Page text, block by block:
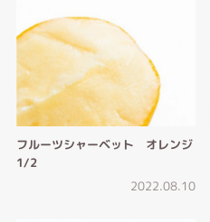
フルーツシャーベット オレンジ
1/2
2022.08.10